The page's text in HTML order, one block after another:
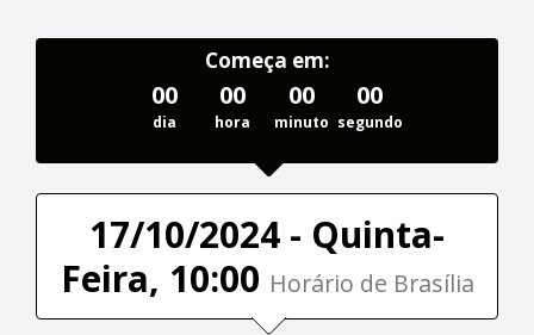
Começa em:
00
dia
00
hora
00
minuto
00
segundo
17/10/2024 - Quinta-
Feira, 10:00 Horário de Brasília